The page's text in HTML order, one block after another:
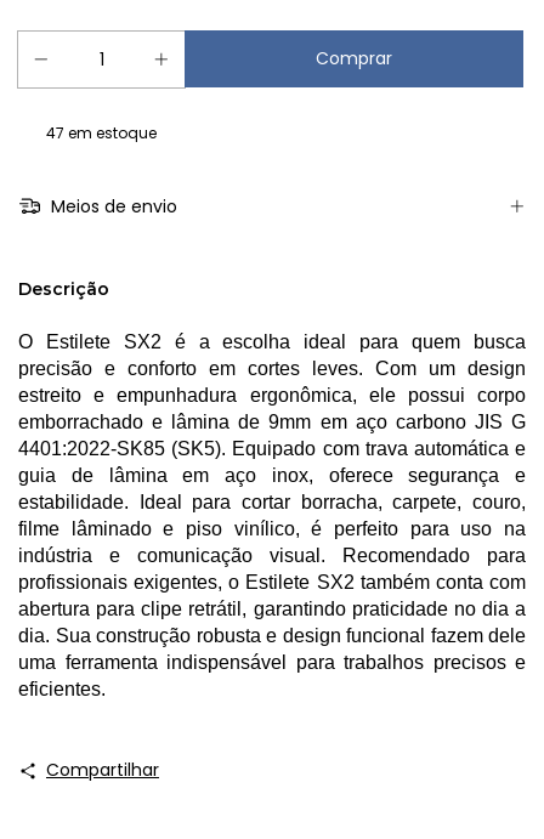
47 em estoque
Meios de envio
Descrição
O Estilete SX2 é a escolha ideal para quem busca
precisão e conforto em cortes leves. Com um design
estreito e empunhadura ergonômica, ele possui corpo
emborrachado e lâmina de 9mm em aço carbono JIS G
4401:2022-SK85 (SK5). Equipado com trava automática e
guia de lâmina em aço inox, oferece segurança e
estabilidade. Ideal para cortar borracha, carpete, couro,
filme lâminado e piso vinílico, é perfeito para uso na
indústria e comunicação visual. Recomendado para
profissionais exigentes, o Estilete SX2 também conta com
abertura para clipe retrátil, garantindo praticidade no dia a
dia. Sua construção robusta e design funcional fazem dele
uma ferramenta indispensável para trabalhos precisos e
eficientes.
Compartilhar